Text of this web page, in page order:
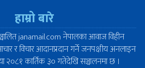
हाम्रो बारे
janamail.com नेपालका आवाज विहीन
र विचार आदानप्रदान गर्ने जनपक्षीय अनलाइन
२०८१ कार्तिक ३० गतेदेखि सञ्चालनमा छ ।